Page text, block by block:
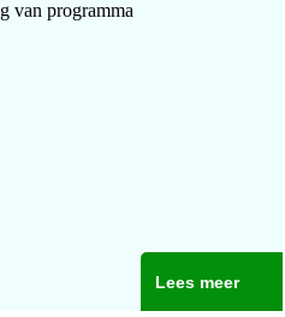
van programma
Lees meer